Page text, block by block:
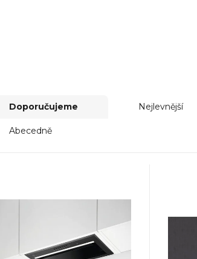
Doporučujeme Nejlevnější
Abecedně